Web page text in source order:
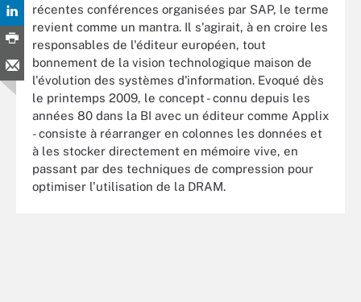
récentes conférences organisées par SAP, le terme
revient comme un mantra. Il s'agirait, à en croire les
responsables de l'éditeur européen, tout
bonnement de la vision technologique maison de
l'évolution des systèmes d'information. Evoqué dès
le printemps 2009, le concept - connu depuis les
années 80 dans la BI avec un éditeur comme Applix
- consiste à réarranger en colonnes les données et
à les stocker directement en mémoire vive, en
passant par des techniques de compression pour
optimiser l'utilisation de la DRAM.